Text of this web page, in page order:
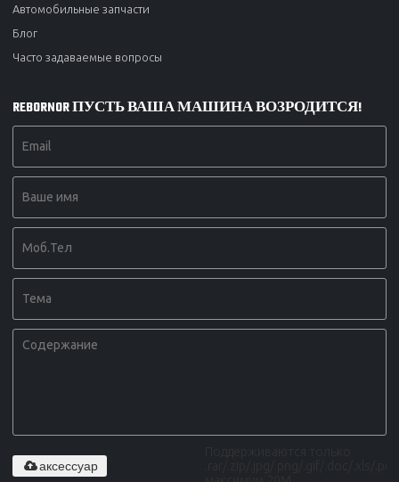
Автомобильные запчасти
Блог
Часто задаваемые вопросы
REBORNOR ПУСТЬ ВАША МАШИНА ВОЗРОДИТСЯ!
аксессуар